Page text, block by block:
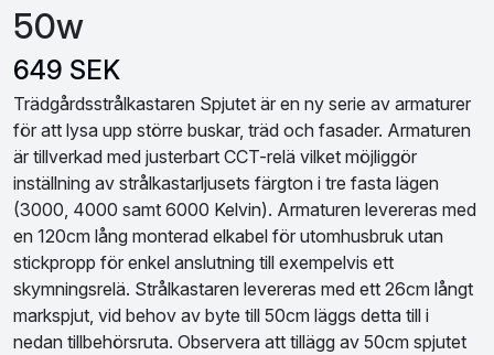
50w
649 SEK
Trädgårdsstrålkastaren Spjutet är en ny serie av armaturer
för att lysa upp större buskar, träd och fasader. Armaturen
är tillverkad med justerbart CCT-relä vilket möjliggör
inställning av strålkastarljusets färgton i tre fasta lägen
(3000, 4000 samt 6000 Kelvin). Armaturen levereras med
en 120cm lång monterad elkabel för utomhusbruk utan
stickpropp för enkel anslutning till exempelvis ett
skymningsrelä. Strålkastaren levereras med ett 26cm långt
markspjut, vid behov av byte till 50cm läggs detta till i
nedan tillbehörsruta. Observera att tillägg av 50cm spjutet